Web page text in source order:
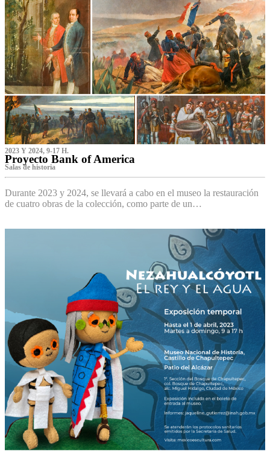
2023 Y 2024, 9-17 H.
Proyecto Bank of America
S‌alas de historia
Durante 2023 y 2024, se llevará a cabo en el museo la restauración
de cuatro obras de la colección, como parte de un…